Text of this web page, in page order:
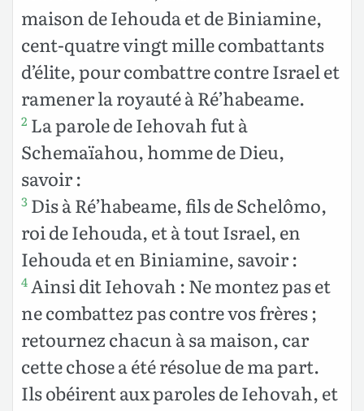
maison de Iehouda et de Biniamine,
cent-quatre vingt mille combattants
d’élite, pour combattre contre Israel et
ramener la royauté à Ré’habeame.
2 La parole de Iehovah fut à
Schemaïahou, homme de Dieu,
savoir :
3 Dis à Ré’habeame, fils de Schelômo,
roi de Iehouda, et à tout Israel, en
Iehouda et en Biniamine, savoir :
4Ainsi dit Iehovah : Ne montez pas et
ne combattez pas contre vos frères ;
retournez chacun à sa maison, car
cette chose a été résolue de ma part.
Ils obéirent aux paroles de Iehovah, et